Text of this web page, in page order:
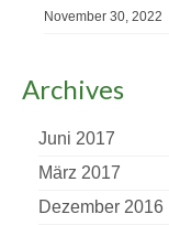
November 30, 2022
Archives
Juni 2017
März 2017
Dezember 2016